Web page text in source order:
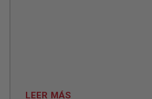
LEER MÁS